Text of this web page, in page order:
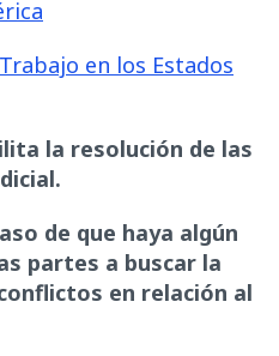
en los Estados
la resolución de las
de que haya algún
partes a buscar la
en relación al